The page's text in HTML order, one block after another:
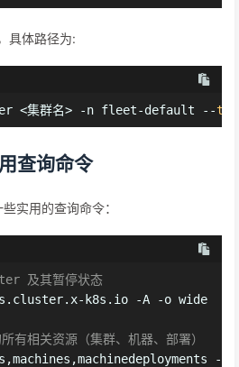
具体路径为:
<集群名> -n fleet-default --
查询命令
实用的查询命令：
及其暂停状态
k8s.io -A -o wide
有相关资源（集群、机器、部署）
-